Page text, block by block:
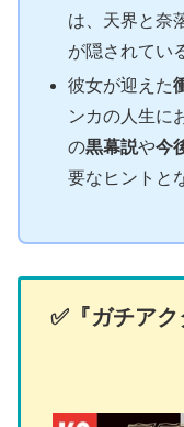
は、天界と奈
が隠されてい
彼女が迎えた
ンカの人生に
の黒幕説や今
要なヒントと
✅️『ガチア